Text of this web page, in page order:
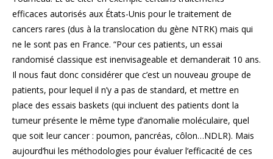
efficaces autorisés aux États-Unis pour le traitement de
cancers rares (dus à la translocation du gène NTRK) mais qui
ne le sont pas en France. “Pour ces patients, un essai
randomisé classique est inenvisageable et demanderait 10 ans.
Il nous faut donc considérer que c’est un nouveau groupe de
patients, pour lequel il n’y a pas de standard, et mettre en
place des essais baskets (qui incluent des patients dont la
tumeur présente le même type d’anomalie moléculaire, quel
que soit leur cancer : poumon, pancréas, côlon…NDLR). Mais
aujourd’hui les méthodologies pour évaluer l’efficacité de ces